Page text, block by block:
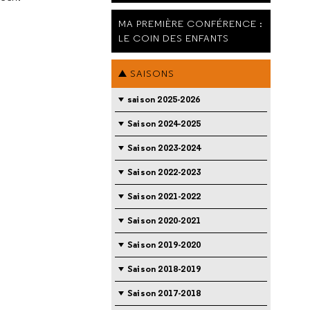
MA PREMIÈRE CONFÉRENCE :
LE COIN DES ENFANTS
SAISONS
saison 2025-2026
Saison 2024-2025
Saison 2023-2024
Saison 2022-2023
Saison 2021-2022
Saison 2020-2021
Saison 2019-2020
Saison 2018-2019
Saison 2017-2018